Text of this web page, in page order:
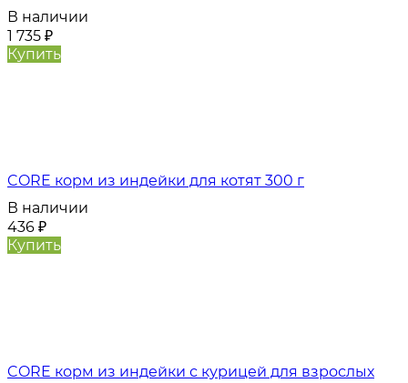
В наличии
1 735 ₽
Купить
CORE корм из индейки для котят 300 г
В наличии
436 ₽
Купить
CORE корм из индейки с курицей для взрослых